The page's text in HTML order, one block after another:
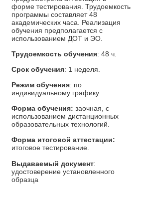
форме тестирования. Трудоемкость
программы составляет 48
академических часа. Реализация
обучения предполагается с
использованием ДОТ и ЭО.
Трудоемкость обучения: 48 ч.
Срок обучения: 1 неделя.
Режим обучения: по
индивидуальному графику.
Форма обучения:заочная, с
использованием дистанционных
образовательных технологий.
Форма итоговой аттестации:
итоговое тестирование.
Выдаваемый документ:
удостоверение установленного
образца